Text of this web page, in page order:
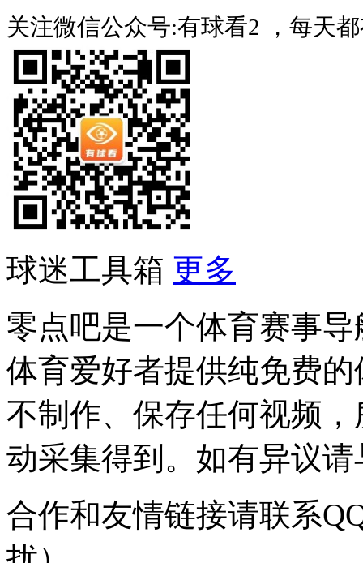
关注微信公众号:有球看2 ，每天
球迷工具箱 更多
零点吧是一个体育赛事
体育爱好者提供纯免费
不制作、保存任何视频
动采集得到。如有异议
合作和友情链接请联系